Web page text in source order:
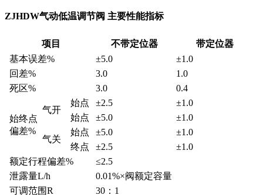
ZJHDW气动低温调节阀 主要性能指标
项目 不带定位器
带定位器
基本误差%
±5.0
±1.0
回差%
3.0
1.0
死区%
3.0 0.4
始终点
偏差%
气开
始点 ±2.5
±1.0
始点
±5.0 ±1.0
气关
始点 ±5.0
±1.0
终点
±2.5
±1.0
额定行程偏差%
≤2.5
泄露量L/h
0.01%×阀额定容量
可调范围R
30：1